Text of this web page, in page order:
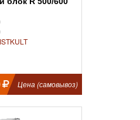
ISTKULT
Цена (самовывоз)